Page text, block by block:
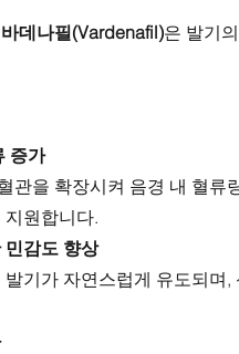
바데나필(Vardenafil)은 발기
증가
관을 확장시켜 음경 내 혈류
지원합니다.
민감도 향상
발기가 자연스럽게 유도되며